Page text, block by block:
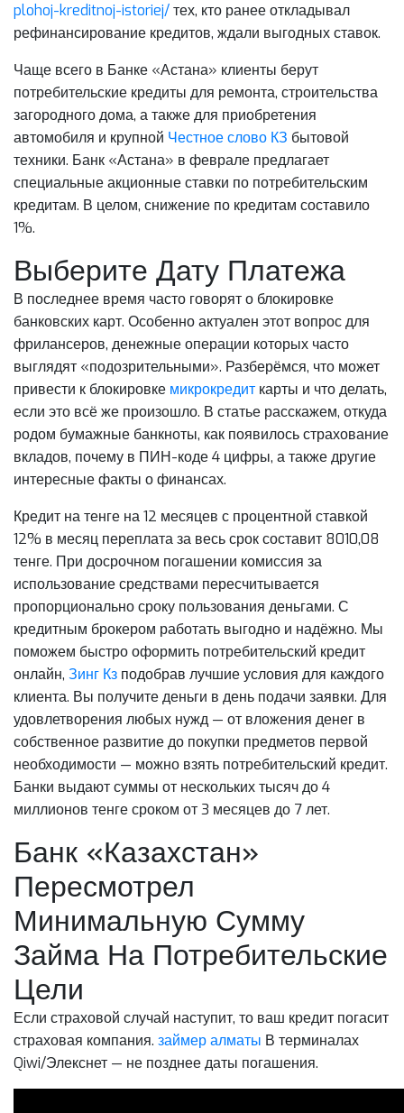
plohoj-kreditnoj-istoriej/тех, кто ранее откладывал
рефинансирование кредитов, ждали выгодных ставок.
Чаще всего в Банке «Астана» клиенты берут
потребительские кредиты для ремонта, строительства
загородного дома, а также для приобретения
автомобиля и крупной Честное слово КЗ бытовой
техники. Банк «Астана» в феврале предлагает
специальные акционные ставки по потребительским
кредитам. В целом, снижение по кредитам составило
1%.
Выберите Дату Платежа
В последнее время часто говорят о блокировке
банковских карт. Особенно актуален этот вопрос для
фрилансеров, денежные операции которых часто
выглядят «подозрительными». Разберёмся, что может
привести к блокировке микрокредит карты и что делать,
если это всё же произошло. В статье расскажем, откуда
родом бумажные банкноты, как появилось страхование
вкладов, почему в ПИН-коде 4 цифры, а также другие
интересные факты о финансах.
Кредит на тенге на 12 месяцев с процентной ставкой
12% в месяц переплата за весь срок составит 8010,08
тенге. При досрочном погашении комиссия за
использование средствами пересчитывается
пропорционально сроку пользования деньгами. С
кредитным брокером работать выгодно и надёжно. Мы
поможем быстро оформить потребительский кредит
онлайн, Зинг Кз подобрав лучшие условия для каждого
клиента. Вы получите деньги в день подачи заявки. Для
удовлетворения любых нужд — от вложения денег в
собственное развитие до покупки предметов первой
необходимости — можно взять потребительский кредит.
Банки выдают суммы от нескольких тысяч до 4
миллионов тенге сроком от 3 месяцев до 7 лет.
Банк «Казахстан»
Пересмотрел
Минимальную Сумму
Займа На Потребительские
Цели
Если страховой случай наступит, то ваш кредит погасит
страховая компания. займер алматы В терминалах
Qiwi/Элекснет — не позднее даты погашения.